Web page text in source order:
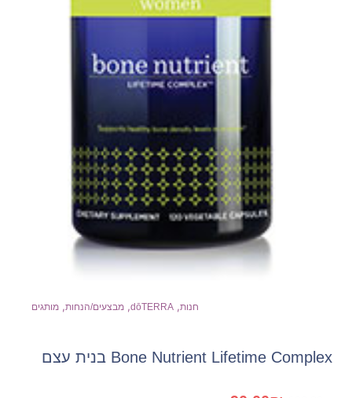
חנות,
dōTERRA
, מבצעים/הנחות, מותגים
Bone Nutrient Lifetime Complex בנית עצם
המחיר